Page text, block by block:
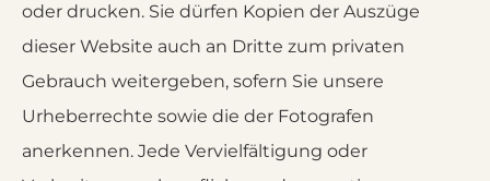
oder drucken. Sie dürfen Kopien der Auszüge
dieser Website auch an Dritte zum privaten
Gebrauch weitergeben, sofern Sie unsere
Urheberrechte sowie die der Fotografen
anerkennen. Jede Vervielfältigung oder